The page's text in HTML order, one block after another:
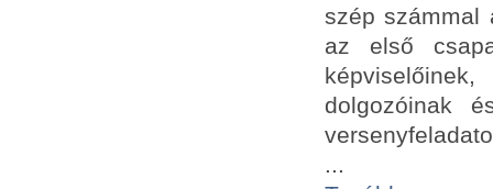
szép számmal
az első
dolgozóinak
...